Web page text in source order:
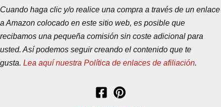
Cuando haga clic y/o realice una compra a través de un enlace
a Amazon colocado en este sitio web, es posible que
recibamos una pequeña comisión sin coste adicional para
usted. Así podemos seguir creando el contenido que te
gusta. Lea aquí nuestra Política de enlaces de afiliación.